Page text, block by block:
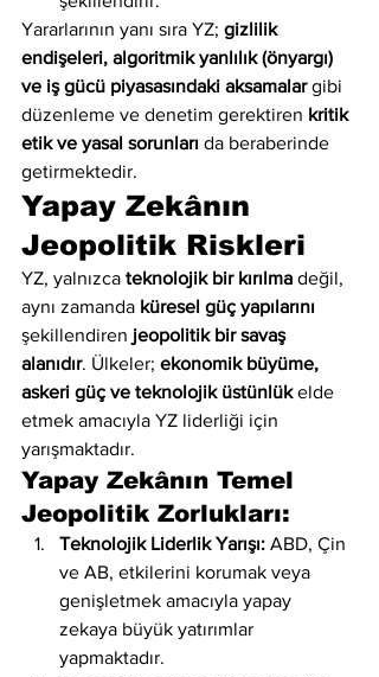
Yararlarının yanı sıra YZ; gizlilik
endişeleri, algoritmik yanlılık (önyargı)
ve iş gücü piyasasındaki aksamalar gibi
düzenleme ve denetim gerektiren kritik
etik ve yasal sorunları da beraberinde
getirmektedir.
Yapay Zekânın
Jeopolitik Riskleri
YZ, yalnızca teknolojik bir kırılma değil,
aynı zamanda küresel güç yapılarını
şekillendiren jeopolitik bir savaş
alanıdır. Ülkeler; ekonomik büyüme,
askeri güç ve teknolojik üstünlük elde
etmek amacıyla YZ liderliği için
yarışmaktadır.
Yapay Zekânın Temel
Jeopolitik Zorlukları:
Teknolojik Liderlik Yarışı: ABD, Çin
ve AB, etkilerini korumak veya
genişletmek amacıyla yapay
zekaya büyük yatırımlar
yapmaktadır.